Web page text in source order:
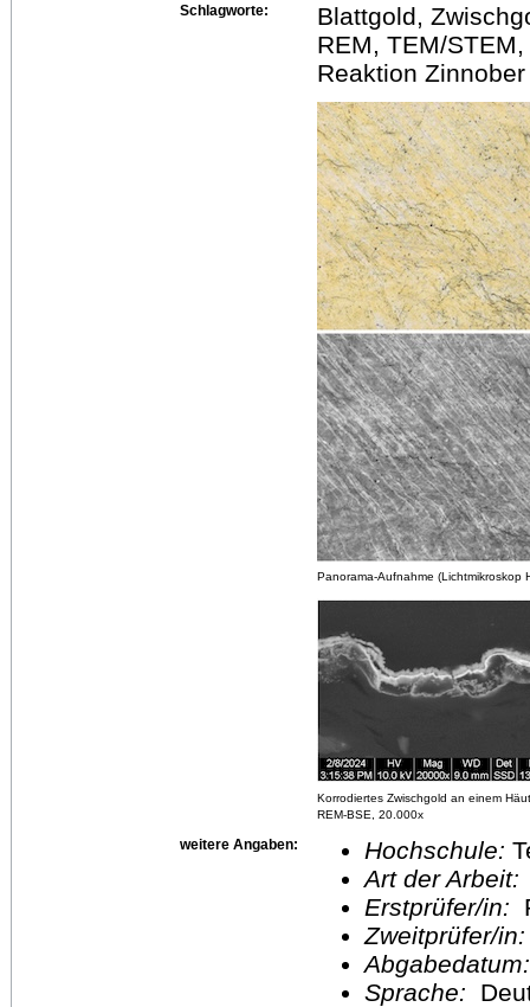
Schlagworte:
Blattgold,
REM, TEM/
Reaktion
Panorama-Aufnahme (Lichtmikroskop
Korrodiertes Zwischgold an einem
REM-BSE, 20.000x
weitere Angaben: Hochschule:
Art der Arbeit:
Erstprüfer/in:
Zweitprüfer/
Sprache: